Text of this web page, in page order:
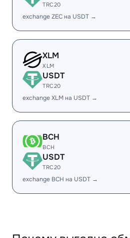
TRC20
exchange ZEC на USDT →
XLM
XLM
USDT
TRC20
exchange XLM на USDT →
BCH
BCH
USDT
TRC20
exchange BCH на USDT →